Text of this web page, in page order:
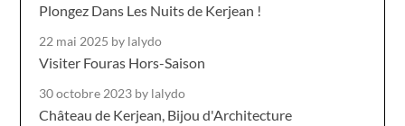
Plongez Dans Les Nuits de Kerjean !
22 mai 2025 by lalydo
Visiter Fouras Hors-Saison
30 octobre 2023 by lalydo
Château de Kerjean, Bijou d'Architecture